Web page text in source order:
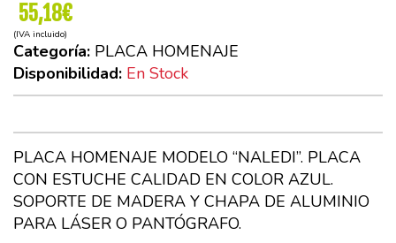
55,18€
(IVA incluido)
Categoría: PLACA HOMENAJE
Disponibilidad: En Stock
PLACA HOMENAJE MODELO “NALEDI”. PLACA
CON ESTUCHE CALIDAD EN COLOR AZUL.
SOPORTE DE MADERA Y CHAPA DE ALUMINIO
PARA LÁSER O PANTÓGRAFO.